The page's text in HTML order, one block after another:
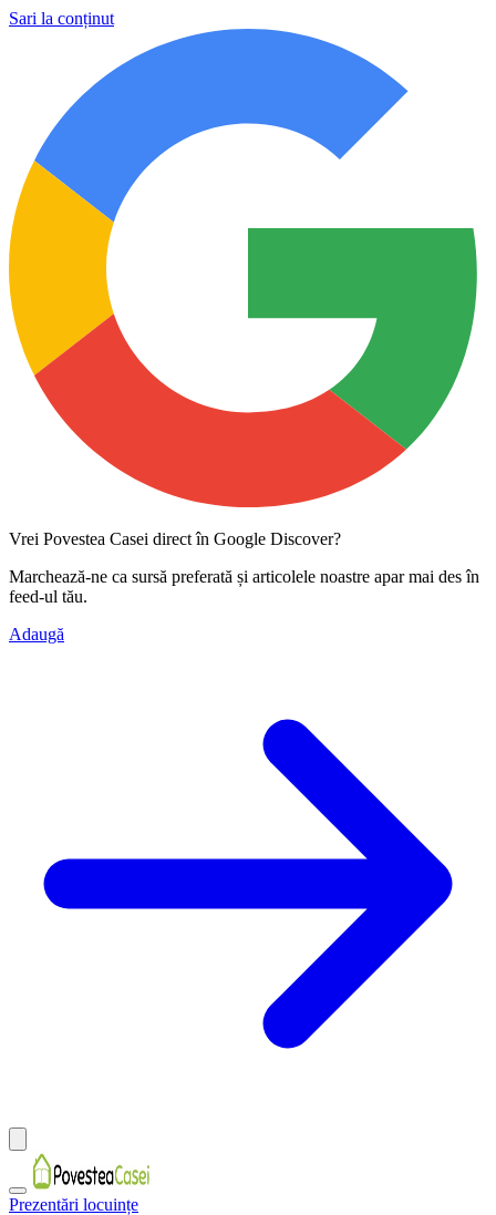
Sari la conținut
Vrei Povestea Casei direct în Google Discover?
Marchează-ne ca sursă preferată și articolele noastre apar mai des în
feed-ul tău.
Adaugă
Prezentări locuințe